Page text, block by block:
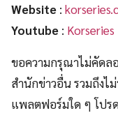
Website :
Youtube : Korseries
ขอความกรุณาไม่คัดล
สำนักข่าวอื่น รวมถึงไ
แพลตฟอร์มใด ๆ โปร